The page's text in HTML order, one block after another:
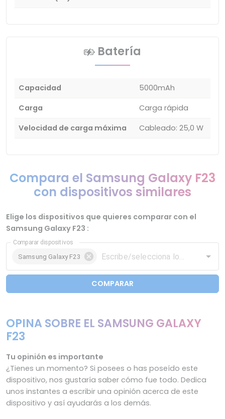
Batería
Capacidad
5000mAh
Carga
Carga rápida
Velocidad de carga máxima
Cableado: 25,0 W
Compara el Samsung Galaxy F23
con dispositivos similares
Elige los dispositivos que quieres comparar con el
Samsung Galaxy F23 :
Comparar dispositivos
Samsung Galaxy F23
COMPARAR
OPINA SOBRE EL SAMSUNG GALAXY
F23
Tu opinión es importante
¿Tienes un momento? Si posees o has poseído este
dispositivo, nos gustaría saber cómo fue todo. Dedica
unos instantes a escribir una opinión acerca de este
dispositivo y así ayudarás a los demás.